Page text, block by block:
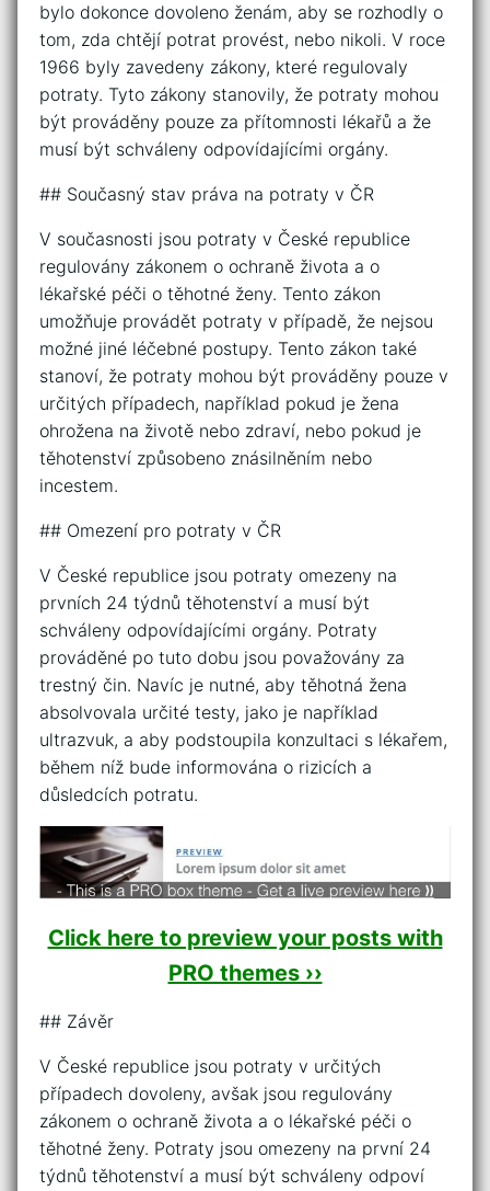
bylo dokonce dovoleno ženám, aby se rozhodly o
tom, zda chtějí potrat provést, nebo nikoli. V roce
1966 byly zavedeny zákony, které regulovaly
potraty. Tyto zákony stanovily, že potraty mohou
být prováděny pouze za přítomnosti lékařů a že
musí být schváleny odpovídajícími orgány.
## Současný stav práva na potraty v ČR
V současnosti jsou potraty v České republice
regulovány zákonem o ochraně života a o
lékařské péči o těhotné ženy. Tento zákon
umožňuje provádět potraty v případě, že nejsou
možné jiné léčebné postupy. Tento zákon také
stanoví, že potraty mohou být prováděny pouze v
určitých případech, například pokud je žena
ohrožena na životě nebo zdraví, nebo pokud je
těhotenství způsobeno znásilněním nebo
incestem.
## Omezení pro potraty v ČR
V České republice jsou potraty omezeny na
prvních 24 týdnů těhotenství a musí být
schváleny odpovídajícími orgány. Potraty
prováděné po tuto dobu jsou považovány za
trestný čin. Navíc je nutné, aby těhotná žena
absolvovala určité testy, jako je například
ultrazvuk, a aby podstoupila konzultaci s lékařem,
během níž bude informována o rizicích a
důsledcích potratu.
Click here to preview your posts with
PRO themes ››
## Závěr
V České republice jsou potraty v určitých
případech dovoleny, avšak jsou regulovány
zákonem o ochraně života a o lékařské péči o
těhotné ženy. Potraty jsou omezeny na první 24
týdnů těhotenství a musí být schváleny odpoví